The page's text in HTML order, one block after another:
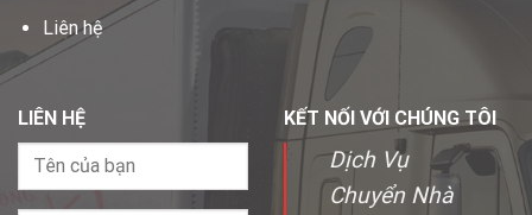
Liên hệ
LIÊN HỆ KẾT NỐI VỚI CHÚNG TÔI
Dịch Vụ
Chuyển Nhà